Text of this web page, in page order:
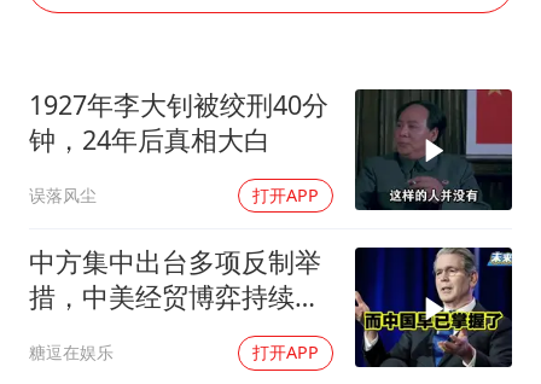
全民健身事业高质量发展
郑丽文：台湾从来没有“独立”过
商场现钱学森巨幅海报 负责人回应
乐享全民健身 共筑健康中国
1927年李大钊被绞刑40分
钟，24年后真相大白
误落风尘 打开APP
中方集中出台多项反制举
措，中美经贸博弈持续升
糖逗在娱乐 打开APP